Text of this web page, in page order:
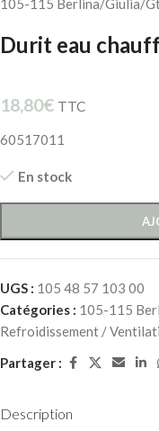
105-115 Berlina/Giulia/
Durit eau
18,80€ TTC
60517011
En stock
UGS : 105 48 57 103 00
Catégories : 105-115
Refroidissement /
Partager :
Description